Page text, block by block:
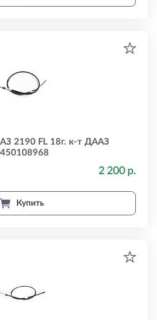
2190 FL 18г. к-т ДААЗ
2 200 р.
Купить